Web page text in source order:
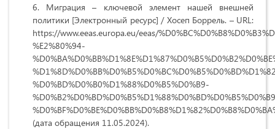
Миграция – ключевой элемент нашей внешней
политики [Электронный ресурс] / Хосеп Боррель. – URL:
https://www.eeas.europa.eu/eeas/
%E2%80%94-
%D0%BD%D0%B0%D1%88%D0%B5%D0%B9-
(дата обращения 11.05.2024).